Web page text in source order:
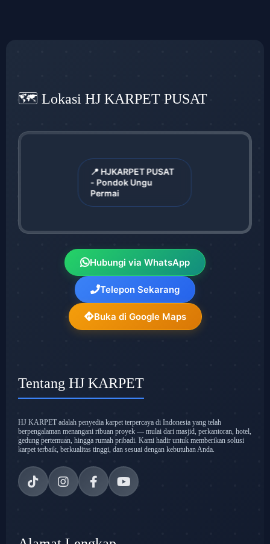
🗺️ Lokasi HJ KARPET PUSAT
📍 HJKARPET PUSAT
- Pondok Ungu
Permai
Hubungi via WhatsApp
Telepon Sekarang
Buka di Google Maps
Tentang HJ KARPET
HJ KARPET adalah penyedia karpet terpercaya di Indonesia yang telah
berpengalaman menangani ribuan proyek — mulai dari masjid, perkantoran, hotel,
gedung pertemuan, hingga rumah pribadi. Kami hadir untuk memberikan solusi
karpet terbaik, berkualitas tinggi, dan sesuai dengan kebutuhan Anda.